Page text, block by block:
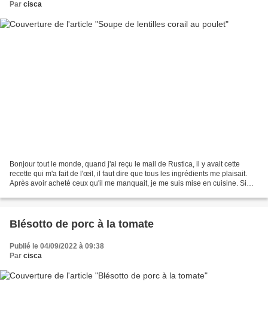
Par cisca
Bonjour tout le monde, quand j'ai reçu le mail de Rustica, il y avait cette
recette qui m'a fait de l'œil, il faut dire que tous les ingrédients me plaisait.
Après avoir acheté ceux qu'il me manquait, je me suis mise en cuisine. Si
Blésotto de porc à la tomate
Publié le 04/09/2022 à 09:38
Par cisca